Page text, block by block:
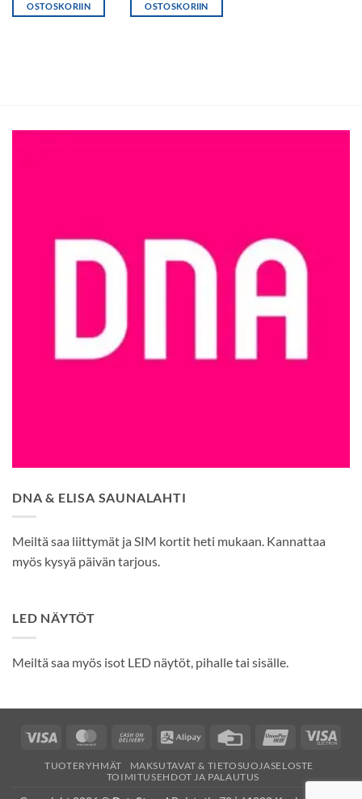
OSTOSKORIIN
OSTOSKORIIN
DNA & ELISA SAUNALAHTI
Meiltä saa liittymät ja SIM kortit heti mukaan. Kannattaa
myös kysyä päivän tarjous.
LED NÄYTÖT
Meiltä saa myös isot LED näytöt, pihalle tai sisälle.
Visa MasterCardCash
Delivery
Alipay
Credit
UnionPayVisa
TUOTERYHMÄT
MAKSUTAVAT & TIETOSUOJASELOSTE
TOIMITUSEHDOT JA PALAUTUS